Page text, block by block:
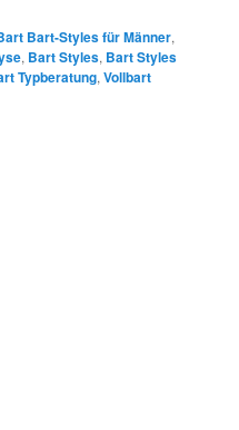
Bart-Styles für Männer,
, Bart Styles, Bart Styles
Typberatung,Vollbart